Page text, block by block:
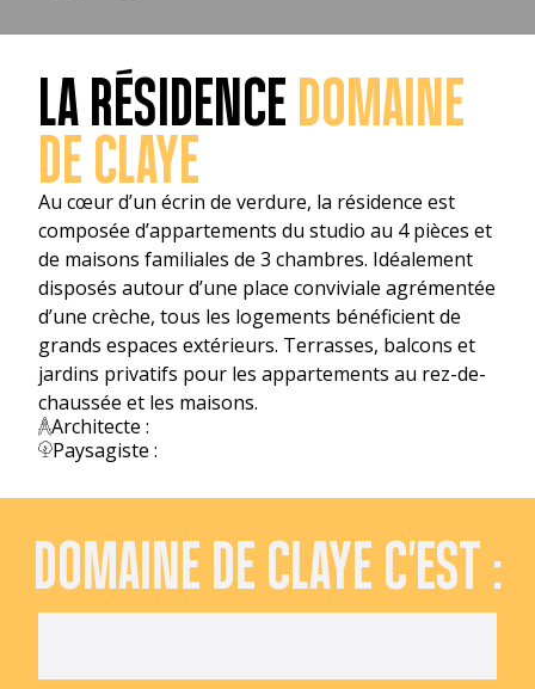
LA RÉSIDENCE DOMAINE
DE CLAYE
Au cœur d’un écrin de verdure, la résidence est
composée d’appartements du studio au 4 pièces et
de maisons familiales de 3 chambres. Idéalement
disposés autour d’une place conviviale agrémentée
d’une crèche, tous les logements bénéficient de
grands espaces extérieurs. Terrasses, balcons et
jardins privatifs pour les appartements au rez-de-
chaussée et les maisons.
Architecte :
Paysagiste :
DOMAINE DE CLAYE C'EST :